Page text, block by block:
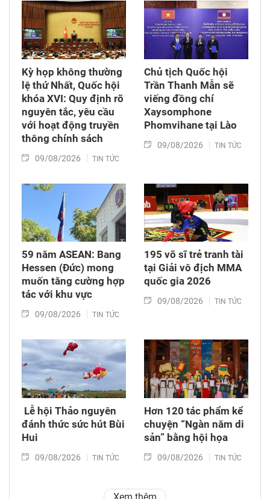
Nam rời Thủ đô Hà Nội lên đường thăm cấp
Nhà nước tới Australia và New Zealand từ ngày
9 - 14/8/2026.
Kỳ họp không thường
lệ thứ Nhất, Quốc hội
khóa XVI: Quy định rõ
nguyên tắc, yêu cầu
với hoạt động truyền
thông chính sách
09/08/2026 TIN TỨC
Chủ tịch Quốc hội
Trần Thanh Mẫn sẽ
viếng đồng chí
Xaysomphone
Phomvihane tại Lào
09/08/2026 TIN TỨC
59 năm ASEAN: Bang
Hessen (Đức) mong
muốn tăng cường hợp
tác với khu vực
09/08/2026 TIN TỨC
195 võ sĩ trẻ tranh tài
tại Giải vô địch MMA
quốc gia 2026
09/08/2026 TIN TỨC
​ Lễ hội Thảo nguyên
đánh thức sức hút Bùi
Hui
09/08/2026 TIN TỨC
Hơn 120 tác phẩm kể
chuyện “Ngàn năm di
sản” bằng hội họa
09/08/2026 TIN TỨC